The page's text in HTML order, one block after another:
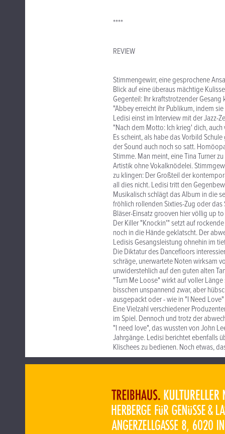
****
REVIEW
Stimmengewirr, eine gesprochene
Blick auf eine überaus mächtige
Gegenteil: Ihr kraftstrotzender
"Abbey erreicht ihr Publikum, indem
Ledisi einst im Interview mit der Jazz-
"Nach dem Motto: Ich krieg' dich,
Es scheint, als habe das Vorbild
der Sound auch noch so satt.
Stimme. Man meint, eine Tina Turner
Artistik ohne Vokalknödelei.
zu klingen: Der Großteil der
all dies nicht. Ledisi tritt den
Musikalisch schlägt das Album in die
fröhlich rollenden Sixties-Zug oder
Bläser-Einsatz grooven hier völlig up
Der Killer "Knockin'" setzt auf
noch in die Hände geklatscht. Der
Ledisis Gesangsleistung ohnehin im
Die Diktatur des Dancefloors
schräge, unerwartete Noten wirksam
unwiderstehlich auf den guten alten
"Turn Me Loose" wirkt auf voller
bisschen unspannend zwar, aber
ausgepackt oder - wie in "I Need
Eine Vielzahl verschiedener
im Spiel. Dennoch und trotz der
"I need love", das wussten von John
Jahrgänge. Ledisi berichtet ebenfalls
Klischees zu bedienen. Noch etwas,